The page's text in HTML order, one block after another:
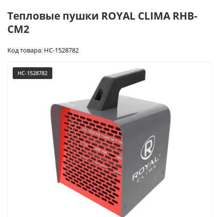
Тепловые пушки ROYAL CLIMA RHB-
CM2
Код товара: НС-1528782
НС-1528782